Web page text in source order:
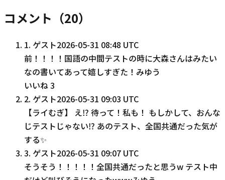
コメント（20）
1. ゲスト2026-05-31 08:48 UTC
前！！！！国語の中間テストの時に大森さんはみたい
なの書いてあって嬉しすぎた！みゆう
いいね3
2. ゲスト2026-05-31 09:03 UTC
【ライむぎ】 え⁉︎ 待って！私も！ もしかして、おんな
じテストじゃない⁉︎ あのテスト、全国共通だった気が
する✨
3. ゲスト2026-05-31 09:07 UTC
そうそう！！！！！全国共通だったと思うw テスト中